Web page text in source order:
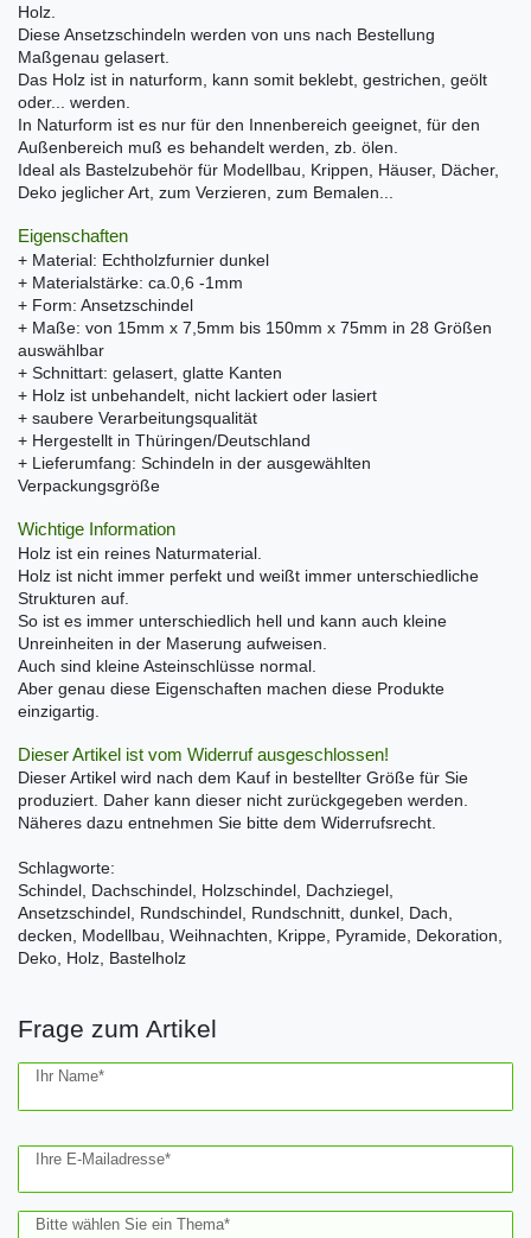
Holz.
Diese Ansetzschindeln werden von uns nach Bestellung
Maßgenau gelasert.
Das Holz ist in naturform, kann somit beklebt, gestrichen, geölt
oder... werden.
In Naturform ist es nur für den Innenbereich geeignet, für den
Außenbereich muß es behandelt werden, zb. ölen.
Ideal als Bastelzubehör für Modellbau, Krippen, Häuser, Dächer,
Deko jeglicher Art, zum Verzieren, zum Bemalen...
Eigenschaften
+ Material: Echtholzfurnier dunkel
+ Materialstärke: ca.0,6 -1mm
+ Form: Ansetzschindel
+ Maße: von 15mm x 7,5mm bis 150mm x 75mm in 28 Größen
auswählbar
+ Schnittart: gelasert, glatte Kanten
+ Holz ist unbehandelt, nicht lackiert oder lasiert
+ saubere Verarbeitungsqualität
+ Hergestellt in Thüringen/Deutschland
+ Lieferumfang: Schindeln in der ausgewählten
Verpackungsgröße
Wichtige Information
Holz ist ein reines Naturmaterial.
Holz ist nicht immer perfekt und weißt immer unterschiedliche
Strukturen auf.
So ist es immer unterschiedlich hell und kann auch kleine
Unreinheiten in der Maserung aufweisen.
Auch sind kleine Asteinschlüsse normal.
Aber genau diese Eigenschaften machen diese Produkte
einzigartig.
Dieser Artikel ist vom Widerruf ausgeschlossen!
Dieser Artikel wird nach dem Kauf in bestellter Größe für Sie
produziert. Daher kann dieser nicht zurückgegeben werden.
Näheres dazu entnehmen Sie bitte dem Widerrufsrecht.
Schlagworte:
Schindel, Dachschindel, Holzschindel, Dachziegel,
Ansetzschindel, Rundschindel, Rundschnitt, dunkel, Dach,
decken, Modellbau, Weihnachten, Krippe, Pyramide, Dekoration,
Deko, Holz, Bastelholz
Frage zum Artikel
Ihr Name*
Ihre E-Mailadresse*
Bitte wählen Sie ein Thema*
Ceres::Template.mailFormHoneypotLabel